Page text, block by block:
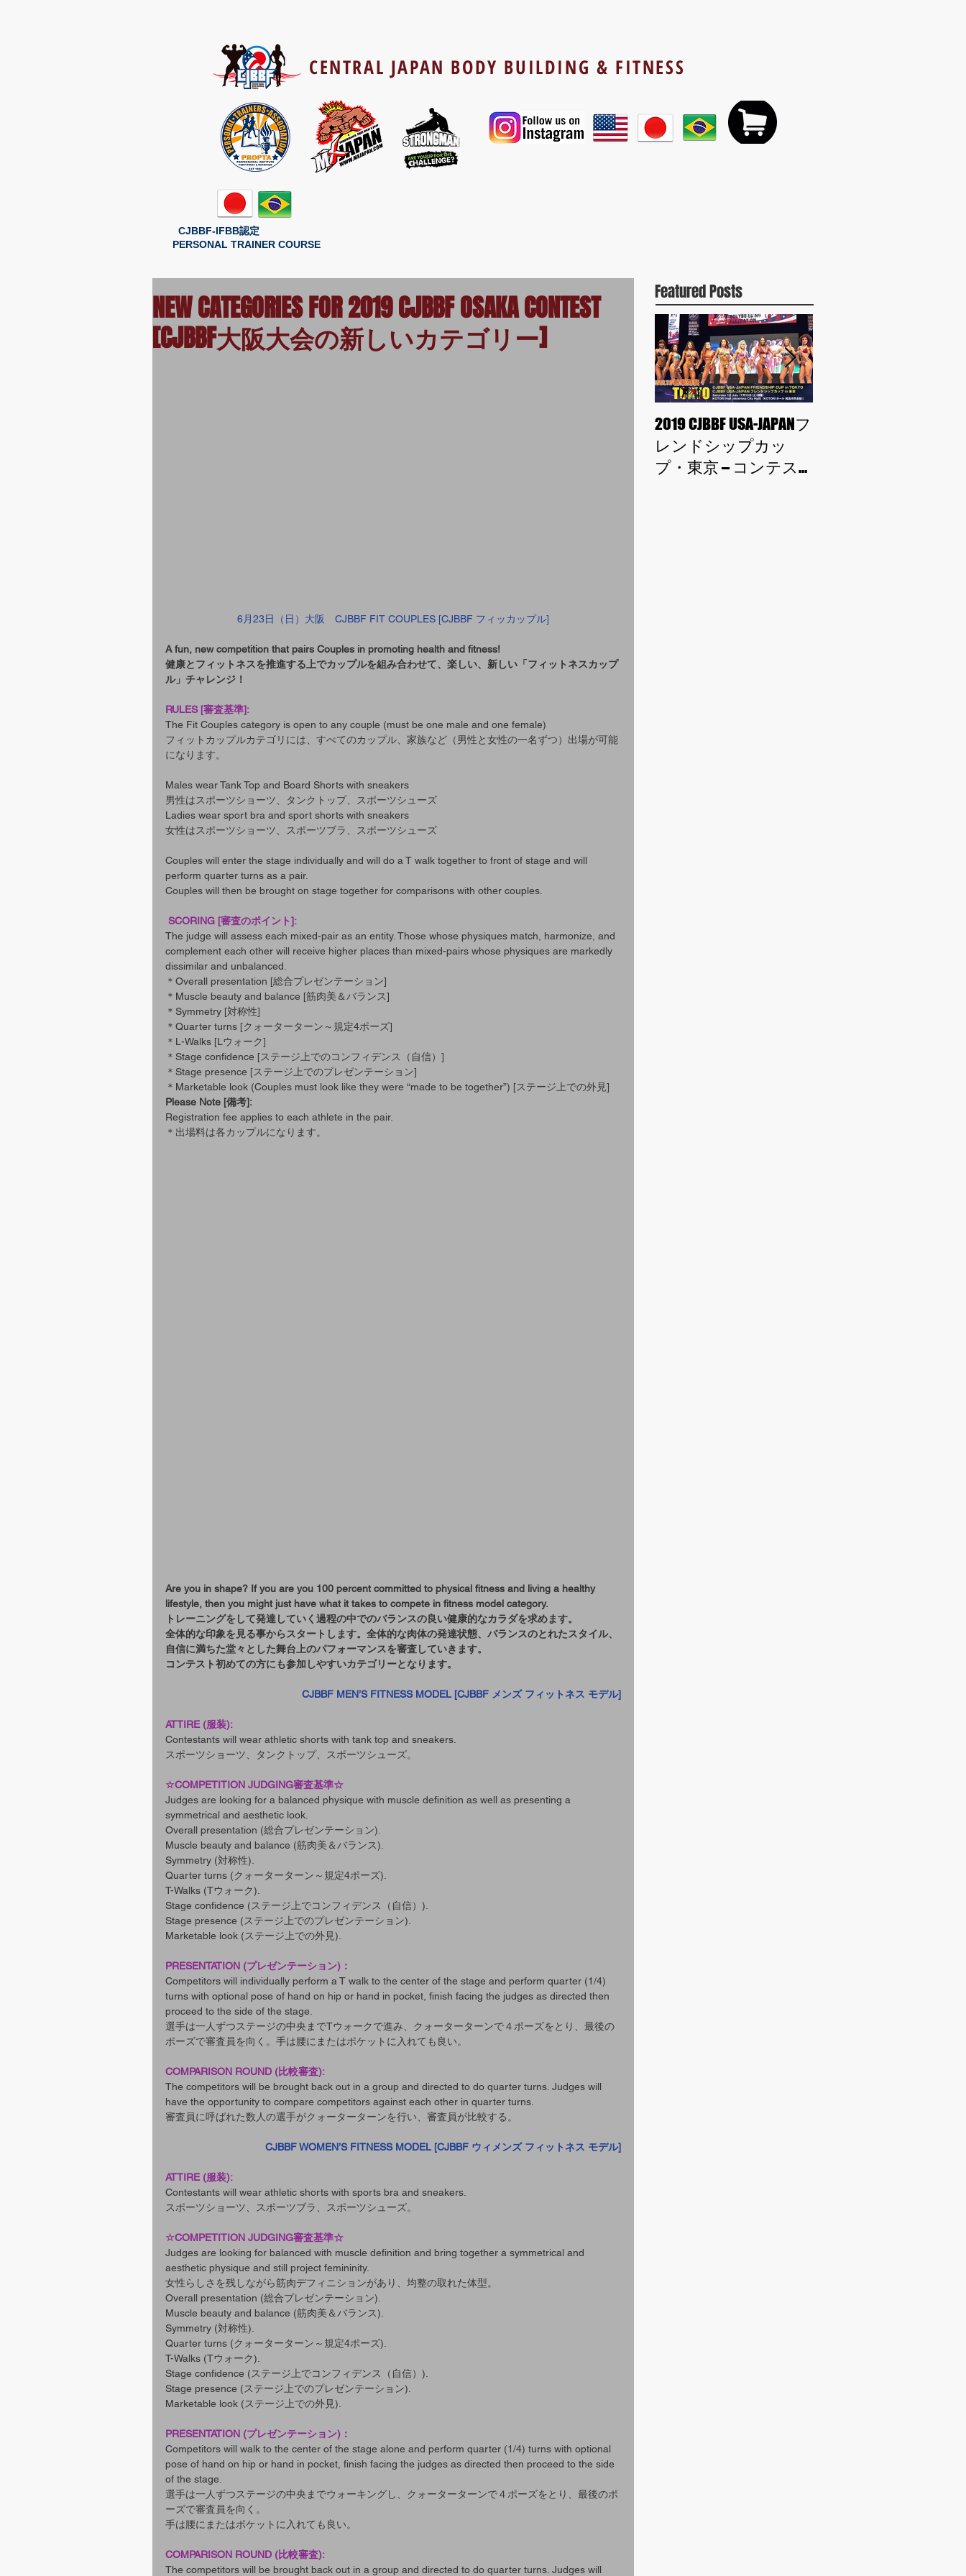
CENTRAL JAPAN BODY BUILDING & FITNESS
CJBBF-IFBB認定
PERSONAL TRAINER COURSE
NEW CATEGORIES FOR 2019 CJBBF OSAKA CONTEST
[CJBBF大阪大会の新しいカテゴリー]
6月23日（日）大阪　CJBBF FIT COUPLES [CJBBF フィッカップル]
A fun, new competition that pairs Couples in promoting health and fitness!
健康とフィットネスを推進する上でカップルを組み合わせて、楽しい、新しい「フィットネスカップ
ル」チャレンジ！
RULES [審査基準]:
The Fit Couples category is open to any couple (must be one male and one female)
フィットカップルカテゴリには、すべてのカップル、家族など（男性と女性の一名ずつ）出場が可能
になります。
Males wear Tank Top and Board Shorts with sneakers
男性はスポーツショーツ、タンクトップ、スポーツシューズ
Ladies wear sport bra and sport shorts with sneakers
女性はスポーツショーツ、スポーツブラ、スポーツシューズ
Couples will enter the stage individually and will do a T walk together to front of stage and will
perform quarter turns as a pair.
Couples will then be brought on stage together for comparisons with other couples.
SCORING [審査のポイント]:
The judge will assess each mixed-pair as an entity. Those whose physiques match, harmonize, and
complement each other will receive higher places than mixed-pairs whose physiques are markedly
dissimilar and unbalanced.
＊​Overall presentation [総合プレゼンテーション]
＊Muscle beauty and balance [筋肉美＆バランス]
＊Symmetry [対称性]
＊Quarter turns [クォーターターン～規定4ポーズ]
＊L-Walks [Lウォーク]
＊Stage confidence [ステージ上でのコンフィデンス（自信）]
＊Stage presence [ステージ上でのプレゼンテーション]
＊Marketable look (Couples must look like they were “made to be together”) [ステージ上での外見]
Please Note [備考]:
Registration fee applies to each athlete in the pair.
＊出場料は各カップルになります。
Are you in shape? If you are you 100 percent committed to physical fitness and living a healthy
lifestyle, then you might just have what it takes to compete in fitness model category.
トレーニングをして発達していく過程の中でのバランスの良い健康的なカラダを求めます。
全体的な印象を見る事からスタートします。全体的な肉体の発達状態、バランスのとれたスタイル、
自信に満ちた堂々とした舞台上のパフォーマンスを審査していきます。
コンテスト初めての方にも参加しやすいカテゴリーとなります。
CJBBF MEN’S FITNESS MODEL [CJBBF メンズ フィットネス モデル]
ATTIRE (服装):
Contestants will wear athletic shorts with tank top and sneakers.
スポーツショーツ、タンクトップ、スポーツシューズ。
☆COMPETITION JUDGING審査基準☆
Judges are looking for a balanced physique with muscle definition as well as presenting a
symmetrical and aesthetic look.
Overall presentation (総合プレゼンテーション).
Muscle beauty and balance (筋肉美＆バランス).
Symmetry (対称性).
Quarter turns (クォーターターン～規定4ポーズ).
T-Walks (Tウォーク).
Stage confidence (ステージ上でコンフィデンス（自信）).
Stage presence (ステージ上でのプレゼンテーション).
Marketable look (ステージ上での外見).
PRESENTATION (プレゼンテーション)：
Competitors will individually perform a T walk to the center of the stage and perform quarter (1/4)
turns with optional pose of hand on hip or hand in pocket, finish facing the judges as directed then
proceed to the side of the stage.
選手は一人ずつステージの中央までTウォークで進み、クォーターターンで４ポーズをとり、最後の
ポーズで審査員を向く。手は腰にまたはポケットに入れても良い。
COMPARISON ROUND (比較審査):
The competitors will be brought back out in a group and directed to do quarter turns. Judges will
have the opportunity to compare competitors against each other in quarter turns.
審査員に呼ばれた数人の選手がクォーターターンを行い、審査員が比較する。
CJBBF WOMEN’S FITNESS MODEL [CJBBF ウィメンズ フィットネス モデル]
ATTIRE (服装):
Contestants will wear athletic shorts with sports bra and sneakers.
スポーツショーツ、スポーツブラ、スポーツシューズ。
☆COMPETITION JUDGING審査基準☆
Judges are looking for balanced with muscle definition and bring together a symmetrical and
aesthetic physique and still project femininity.
女性らしさを残しながら筋肉デフィニションがあり、均整の取れた体型。
Overall presentation (総合プレゼンテーション).
Muscle beauty and balance (筋肉美＆バランス).
Symmetry (対称性).
Quarter turns (クォーターターン～規定4ポーズ).
T-Walks (Tウォーク).
Stage confidence (ステージ上でコンフィデンス（自信）).
Stage presence (ステージ上でのプレゼンテーション).
Marketable look (ステージ上での外見).
PRESENTATION (プレゼンテーション)：
Competitors will walk to the center of the stage alone and perform quarter (1/4) turns with optional
pose of hand on hip or hand in pocket, finish facing the judges as directed then proceed to the side
of the stage.
選手は一人ずつステージの中央までウォーキングし、クォーターターンで４ポーズをとり、最後のポ
ーズで審査員を向く。
手は腰にまたはポケットに入れても良い。
COMPARISON ROUND (比較審査):
The competitors will be brought back out in a group and directed to do quarter turns. Judges will
Featured Posts
2019 CJBBF USA-JAPANフ
レンドシップカッ
プ・東京 – コンテス